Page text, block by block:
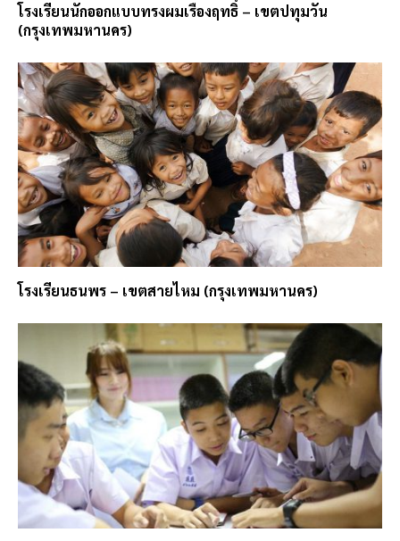
โรงเรียนนักออกแบบทรงผมเรืองฤทธิ์ – เขตปทุมวัน
(กรุงเทพมหานคร)
โรงเรียนธนพร – เขตสายไหม (กรุงเทพมหานคร)